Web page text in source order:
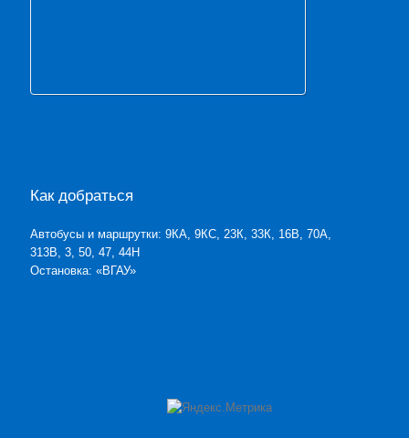
Как добраться
Автобусы и маршрутки: 9КА, 9КС, 23К, 33К, 16В, 70А,
313В, 3, 50, 47, 44Н
Остановка: «ВГАУ»